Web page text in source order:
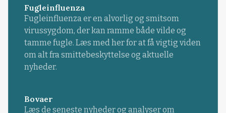
Fugleinfluenza
Fugleinfluenza er en alvorlig og smitsom
virussygdom, der kan ramme både vilde og
tamme fugle. Læs med her for at få vigtig viden
om alt fra smittebeskyttelse og aktuelle
nyheder.
Bovaer
Læs de seneste nyheder og analyser om